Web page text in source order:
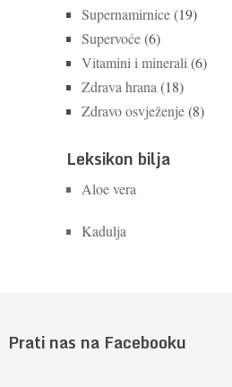
Supernamirnice(19)
Supervoće(6)
Vitamini i minerali (6)
Zdrava hrana (18)
Zdravo osvježenje(8)
Leksikon bilja
Aloe vera
Kadulja
Prati nas na Facebooku